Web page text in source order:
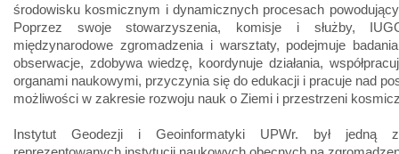
środowisku kosmicznym i dynamicznych procesach
Poprzez swoje stowarzyszenia, komisje i służby,
międzynarodowe zgromadzenia i warsztaty, podejmuje
obserwacje, zdobywa wiedzę, koordynuje działania,
organami naukowymi, przyczynia się do edukacji i pracuje nad
możliwości w zakresie rozwoju nauk o Ziemi i przestrzeni
Instytut Geodezji i Geoinformatyki UPWr. był jedną